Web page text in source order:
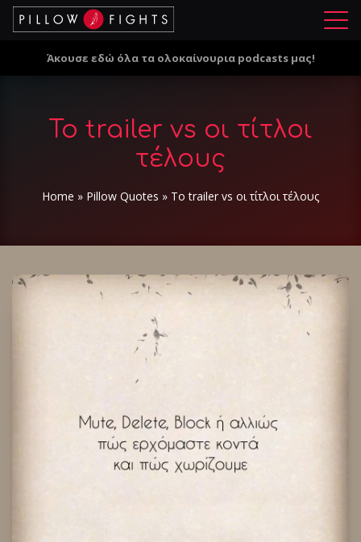
Μ
ο
Άκουσε εδώ όλα τα ολοκαίνουρια podcasts μας!
Το trailer vs οι τίτλοι
τέλους
Home » Pillow Quotes » Το trailer vs οι τίτλοι τέλους